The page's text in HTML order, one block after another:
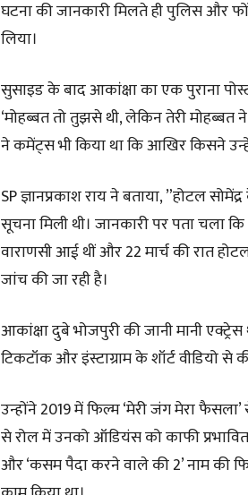
घटना की जानकारी मिलते ही पुलिस और
लिया।
सुसाइड के बाद आकांक्षा का एक पुराना
‘मोहब्बत तो तुझसे थी, लेकिन तेरी
ने कमेंट्स भी किया था कि आखिर किसने
SP ज्ञानप्रकाश राय ने बताया, ”होटल
सूचना मिली थी। जानकारी पर पता चला
वाराणसी आई थीं और 22 मार्च की रात
जांच की जा रही है।
आकांक्षा दुबे भोजपुरी की जानी मानी
टिकटॉक और इंस्टाग्राम के शॉर्ट वीडियो से
उन्होंने 2019 में फिल्म ‘मेरी जंग मेरा
से रोल में उनको ऑडियंस को काफी प्रभावित
और ‘कसम पैदा करने वाले की 2’ नाम की